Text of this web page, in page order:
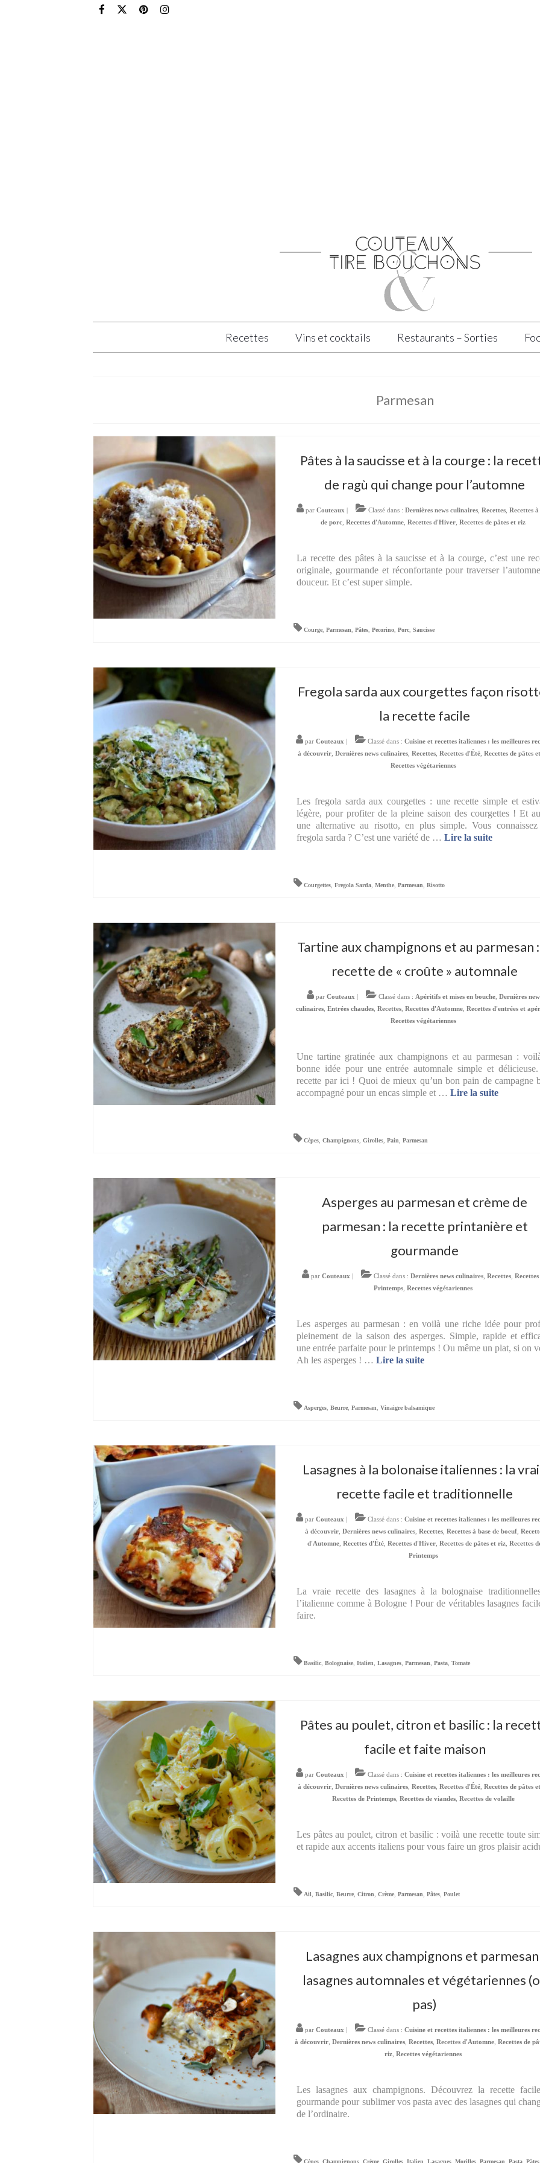
Recettes Vins et cocktails Restaurants – Sorties
Parmesan
Pâtes à la saucisse et à la courge : la
de ragù qui change pour l’automne
par Couteaux | Classé dans : Dernières news culinaires, Recettes, Recettes à
de porc ,Recettes d'Automne ,Recettes d'Hiver ,Recettes de pâtes et riz
La recette des pâtes à la saucisse et à la courge, c’est une
originale, gourmande et réconfortante pour traverser
douceur. Et c’est super simple.
Courge ,Parmesan ,Pâtes ,Pecorino ,Porc ,Saucisse
Fregola sarda aux courgettes façon
la recette facile
par Couteaux | Classé dans : Cuisine et recettes italiennes : les meilleures
à découvrir, Dernières news culinaires, Recettes, Recettes d'Été, Recettes de pâtes
Recettes végétariennes
Les fregola sarda aux courgettes : une recette simple et
légère, pour profiter de la pleine saison des courgettes ! Et
une alternative au risotto, en plus simple. Vous
fregola sarda ? C’est une variété de …Lire la suite­­
Courgettes ,Fregola Sarda ,Menthe ,Parmesan ,Risotto
Tartine aux champignons et au parmesan
recette de « croûte » automnale
parCouteaux | Classé dans : Apéritifs et mises en bouche ,Dernières
culinaires ,Entrées chaudes ,Recettes ,Recettes d'Automne ,Recettes d'entrées et
Recettes végétariennes
Une tartine gratinée aux champignons et au parmesan :
bonne idée pour une entrée automnale simple et
recette par ici ! Quoi de mieux qu’un bon pain de campagne
accompagné pour un encas simple et …Lire la suite­­
Cèpes ,Champignons ,Girolles ,Pain ,Parmesan
Asperges au parmesan et crème de
parmesan : la recette printanière et
gourmande
parCouteaux | Classé dans :Dernières news culinaires ,Recettes ,Recettes
Printemps ,Recettes végétariennes
Les asperges au parmesan : en voilà une riche idée pour
pleinement de la saison des asperges. Simple, rapide et
une entrée parfaite pour le printemps ! Ou même un plat, si on
Ah les asperges ! …Lire la suite­­
Asperges ,Beurre ,Parmesan ,Vinaigre balsamique
Lasagnes à la bolonaise italiennes : la
recette facile et traditionnelle
par Couteaux | Classé dans : Cuisine et recettes italiennes : les meilleures
à découvrir, Dernières news culinaires, Recettes, Recettes à base de boeuf,
d'Automne ,Recettes d'Été ,Recettes d'Hiver ,Recettes de pâtes et riz ,Recettes
Printemps
La vraie recette des lasagnes à la bolognaise
l’italienne comme à Bologne ! Pour de véritables lasagnes
faire.
Basilic ,Bolognaise ,Italien ,Lasagnes ,Parmesan ,Pasta ,Tomate
Pâtes au poulet, citron et basilic : la
facile et faite maison
par Couteaux | Classé dans : Cuisine et recettes italiennes : les meilleures
à découvrir, Dernières news culinaires, Recettes, Recettes d'Été, Recettes de pâtes
Recettes de Printemps, Recettes de viandes, Recettes de volaille
Les pâtes au poulet, citron et basilic : voilà une recette toute
et rapide aux accents italiens pour vous faire un gros plaisir
Ail ,Basilic ,Beurre ,Citron ,Crème ,Parmesan ,Pâtes ,Poulet
Lasagnes aux champignons et parmesan
lasagnes automnales et végétariennes
pas)
par Couteaux | Classé dans : Cuisine et recettes italiennes : les meilleures
à découvrir ,Dernières news culinaires ,Recettes ,Recettes d'Automne ,Recettes de
riz ,Recettes végétariennes
Les lasagnes aux champignons. Découvrez la recette
gourmande pour sublimer vos pasta avec des lasagnes qui
de l’ordinaire.
Cèpes ,Champignons ,Crème ,Girolles ,Italien ,Lasagnes ,Morilles ,Parmesan ,Pasta ,Pâtes